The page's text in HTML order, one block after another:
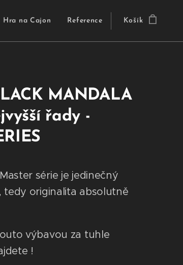
Hra na Cajon Reference Košík
MANDALA
řady -
série je jedinečný
tedy originalita absolutně
výbavou za tuhle
!